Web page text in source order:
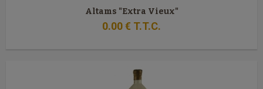
Altams "Extra Vieux"
0.00€ T.T.C.